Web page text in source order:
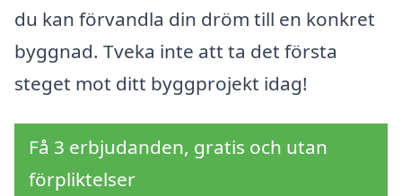
du kan förvandla din dröm till en konkret
byggnad. Tveka inte att ta det första
steget mot ditt byggprojekt idag!
Få 3 erbjudanden, gratis och utan
förpliktelser